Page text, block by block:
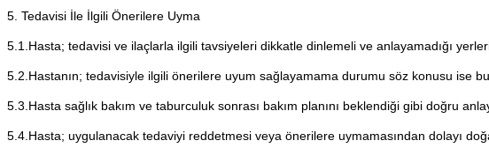
5. Tedavisi İle İlgili Önerilere Uyma
5.1.Hasta; tedavisi ve ilaçlarla ilgili tavsiyeleri dikkatle dinlemeli ve anlayamadığı yerleri
5.2.Hastanın; tedavisiyle ilgili önerilere uyum sağlayamama durumu söz konusu ise
5.3.Hasta sağlık bakım ve taburculuk sonrası bakım planını beklendiği gibi doğru
5.4.Hasta; uygulanacak tedaviyi reddetmesi veya önerilere uymamasından dolayı